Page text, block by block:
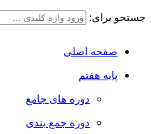
جستجو برای:
صفحه اصلی
پایه هفتم
دوره های جامع
دوره جمع بندی